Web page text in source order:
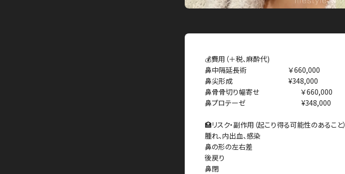
💰費用（＋税、麻酔代)
鼻中隔延長術 ￥660,000
鼻尖形成 ¥348,000
鼻骨骨切り幅寄せ ￥660,000
鼻プロテーゼ ¥348,000
🏥リスク・副作用（起こり得る可能性のあること）
腫れ、内出血、感染
鼻の形の左右差
後戻り
鼻閉